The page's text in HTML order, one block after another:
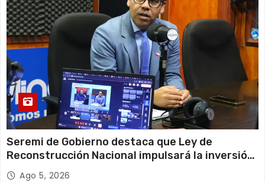
Seremi de Gobierno destaca que Ley de
Reconstrucción Nacional impulsará la inversión
y el empleo en Tarapacá
Ago 5, 2026